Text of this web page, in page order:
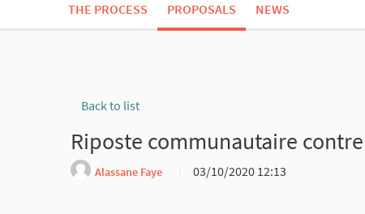
THE PROCESS PROPOSALS NEWS
Back to list
Riposte communautaire
Alassane Faye
03/10/2020 12:13